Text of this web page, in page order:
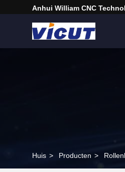
Anhui William CNC
Huis > Producten >